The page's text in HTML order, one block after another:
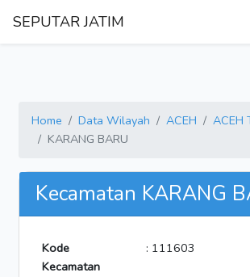
SEPUTAR JATIM
Home Data Wilayah ACEH
ACEH
KARANG BARU
Kecamatan KARANG
Kode
Kecamatan
: 111603